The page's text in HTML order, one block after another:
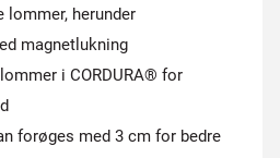
lommer, herunder
magnetlukning
i CORDURA® for
forøges med 3 cm for bedre